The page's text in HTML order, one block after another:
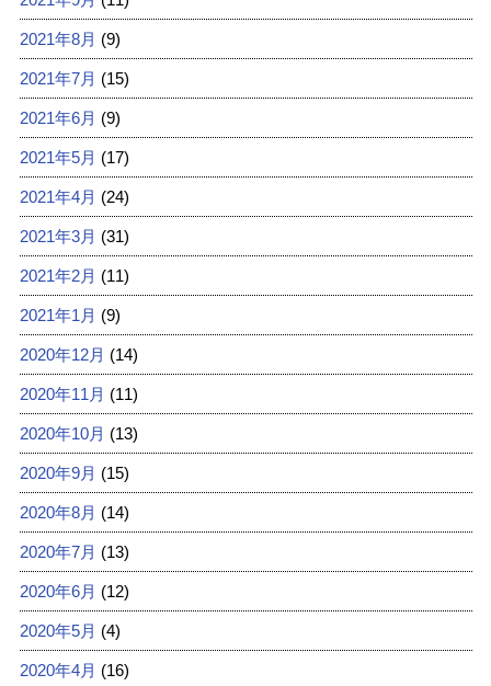
2021年8月 (9)
2021年7月 (15)
2021年6月 (9)
2021年5月 (17)
2021年4月 (24)
2021年3月 (31)
2021年2月 (11)
2021年1月 (9)
2020年12月 (14)
2020年11月 (11)
2020年10月 (13)
2020年9月 (15)
2020年8月 (14)
2020年7月 (13)
2020年6月 (12)
2020年5月 (4)
2020年4月 (16)